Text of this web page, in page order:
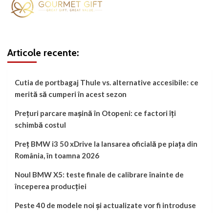
Articole recente:
Cutia de portbagaj Thule vs. alternative accesibile: ce
merită să cumperi în acest sezon
Prețuri parcare mașină în Otopeni: ce factori îți
schimbă costul
Preț BMW i3 50 xDrive la lansarea oficială pe piața din
România, în toamna 2026
Noul BMW X5: teste finale de calibrare înainte de
începerea producției
Peste 40 de modele noi și actualizate vor fi introduse